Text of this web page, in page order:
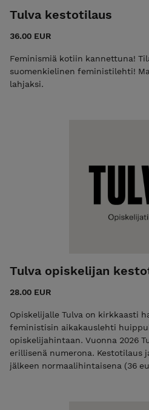
Tulva kestotilaus
36.00 EUR
Feminismiä kotiin kannettuna!
suomenkielinen feministilehti!
lahjaksi.
Tulva opiskelijan
28.00 EUR
Opiskelijalle Tulva on kirkkaasti
feministisin aikakauslehti
opiskelijahintaan. Vuonna 2026
erillisenä numerona. Kestotilaus
jälkeen normaalihintaisena (36